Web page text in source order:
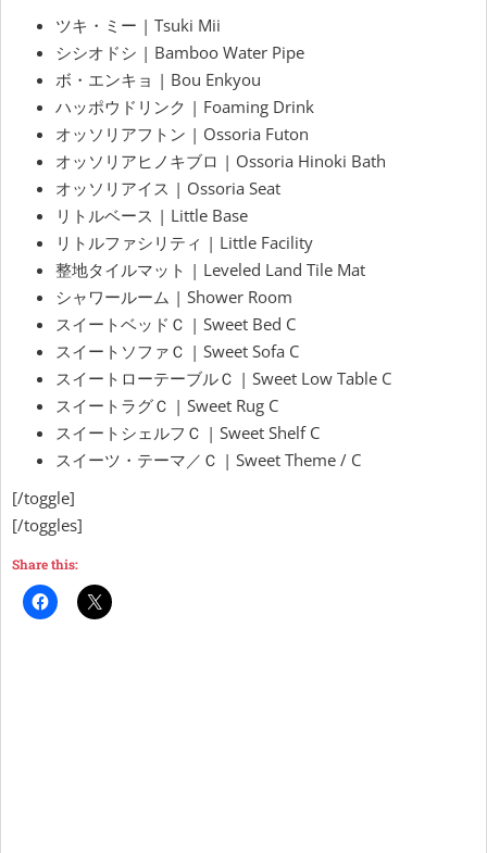
ツキ・ミー | Tsuki Mii
シシオドシ | Bamboo Water Pipe
ボ・エンキョ | Bou Enkyou
ハッポウドリンク | Foaming Drink
オッソリアフトン | Ossoria Futon
オッソリアヒノキブロ | Ossoria Hinoki Bath
オッソリアイス | Ossoria Seat
リトルベース | Little Base
リトルファシリティ | Little Facility
整地タイルマット | Leveled Land Tile Mat
シャワールーム | Shower Room
スイートベッドＣ | Sweet Bed C
スイートソファＣ | Sweet Sofa C
スイートローテーブルＣ | Sweet Low Table C
スイートラグＣ | Sweet Rug C
スイートシェルフＣ | Sweet Shelf C
スイーツ・テーマ／Ｃ | Sweet Theme / C
[/toggle]
[/toggles]
Share this: